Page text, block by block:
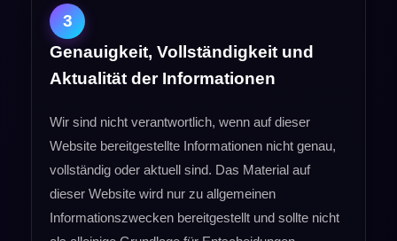
3
Genauigkeit, Vollständigkeit und
Aktualität der Informationen
Wir sind nicht verantwortlich, wenn auf dieser
Website bereitgestellte Informationen nicht genau,
vollständig oder aktuell sind. Das Material auf
dieser Website wird nur zu allgemeinen
Informationszwecken bereitgestellt und sollte nicht